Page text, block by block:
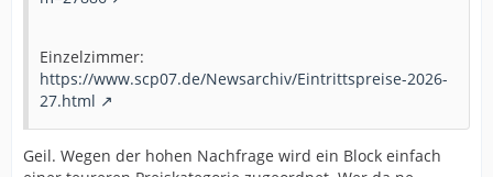
Einzelzimmer:
https://www.scp07.de/Newsarchiv/Eintrittspreise-2026-
27.html
Geil. Wegen der hohen Nachfrage wird ein Block einfach